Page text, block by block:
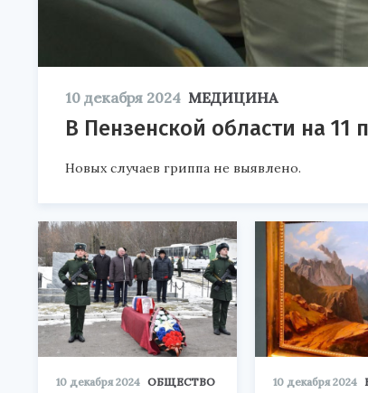
10 декабря 2024 МЕДИЦИНА
В Пензенской области на
Новых случаев гриппа не выявлено.
10 декабря 2024 ОБЩЕСТВО 10 декабря 2024